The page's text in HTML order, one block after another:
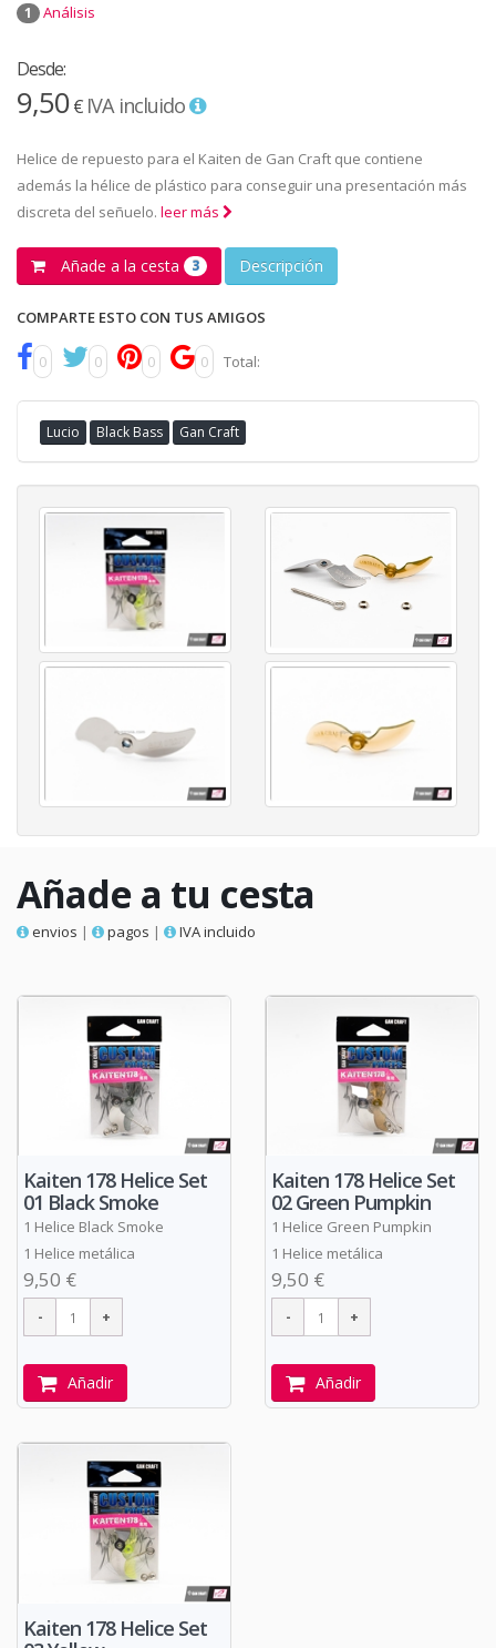
1 Análisis
Desde:
9,50€ IVA incluido
Helice de repuesto para el Kaiten de Gan Craft que contiene
además la hélice de plástico para conseguir una presentación más
discreta del señuelo. leer más
Añade a la cesta 3 Descripción
COMPARTE ESTO CON TUS AMIGOS
0 0 0 0 Total:
Lucio Black Bass Gan Craft
Añade a tu cesta
envios | pagos | IVA incluido
Kaiten 178 Helice Set
01 Black Smoke
1 Helice Black Smoke
1 Helice metálica
9,50 €
Añadir
Kaiten 178 Helice Set
02 Green Pumpkin
1 Helice Green Pumpkin
1 Helice metálica
9,50 €
Añadir
Kaiten 178 Helice Set